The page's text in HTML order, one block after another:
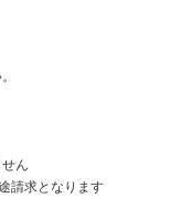
ん
請求となります